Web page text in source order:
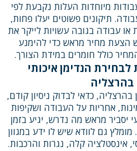
ובעבודות מיוחדות העלות נקבעת לפי
תיקונים פשוטים יעלו פחות,
או עבודה בגובה עשויות לייקר את
הצעת מחיר מראש כדי להימנע
כולל חומרים במידת הצורך.
הנדימן איכותי
בהרצליה
בהרצליה, כדאי לבדוק ניסיון קודם,
אחריות על העבודה ושקיפות
יסביר מראש מה נדרש, יגיע בזמן
גם לוודא שיש לו ידע במגוון
אינסטלציה קלה, נגרות והרכבות.